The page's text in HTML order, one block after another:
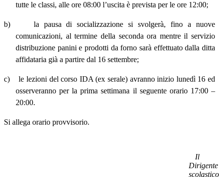
tutte le classi, alle ore 08:00 l’uscita è prevista per le ore 12:00;
b)
la pausa di socializzazione si svolgerà, fino a nuove
comunicazioni, al termine della seconda ora mentre il servizio
distribuzione panini e prodotti da forno sarà effettuato dalla ditta
affidataria già a partire dal 16 settembre;
c)
le lezioni del corso IDA (ex serale) avranno inizio lunedì 16 ed
osserveranno per la prima settimana il seguente orario 17:00 –
20:00.
Si allega orario provvisorio.
Il
Dirigente
scolastico